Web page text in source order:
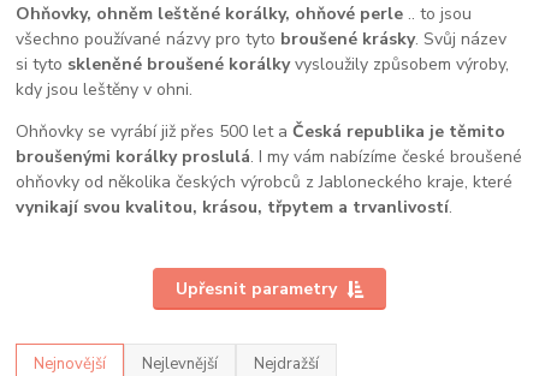
Ohňovky, ohněm leštěné korálky, ohňové perle .. to jsou
všechno používané názvy pro tyto broušené krásky. Svůj název
si tyto skleněné broušené korálkyvysloužily způsobem výroby,
kdy jsou leštěny v ohni.
Ohňovky se vyrábí již přes 500 let aČeská republika je těmito
broušenými korálky proslulá. I my vám nabízíme české broušené
ohňovky od několika českých výrobců z Jabloneckého kraje, které
vynikají svou kvalitou, krásou, třpytem a trvanlivostí.
Upřesnit parametry
Nejnovější Nejlevnější Nejdražší